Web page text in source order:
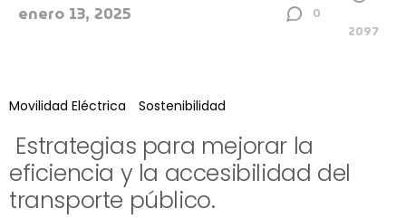
enero 13, 2025
0
2097
Movilidad Eléctrica Sostenibilidad
Estrategias para mejorar la
eficiencia y la accesibilidad del
transporte público.